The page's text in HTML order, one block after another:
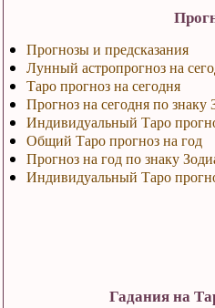
Прогнозы и предсказания
Лунный астропрогноз на
Таро прогноз на сегодня
Прогноз на сегодня по знаку
Индивидуальный Таро
Общий Таро прогноз на год
Прогноз на год по знаку
Индивидуальный Таро
Гадания на